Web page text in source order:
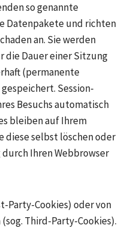
so genannte
Datenpakete und richten
an. Sie werden
Dauer einer Sitzung
(permanente
Session-
Besuchs automatisch
bleiben auf Ihrem
diese selbst löschen oder
Ihren Webbrowser
Party-Cookies) oder von
Third-Party-Cookies).